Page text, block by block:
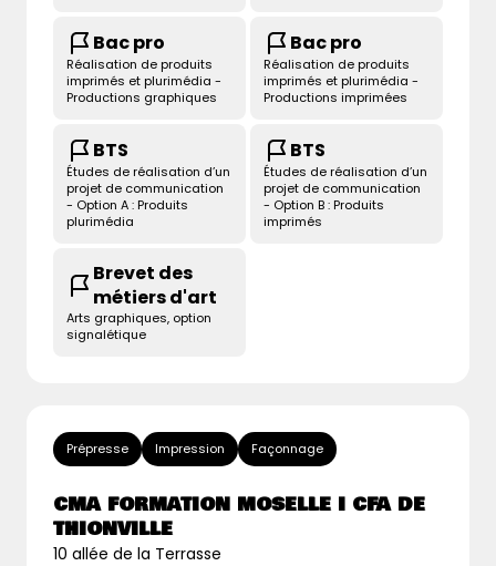
Bac pro
Réalisation de produits
imprimés et plurimédia -
Productions graphiques
Bac pro
Réalisation de produits
imprimés et plurimédia -
Productions imprimées
BTS
Études de réalisation d’un
projet de communication
- Option A : Produits
plurimédia
BTS
Études de réalisation d’un
projet de communication
- Option B : Produits
imprimés
Brevet des
métiers d'art
Arts graphiques, option
signalétique
Prépresse Impression Façonnage
CMA FORMATION MOSELLE I CFA DE
THIONVILLE
10 allée de la Terrasse